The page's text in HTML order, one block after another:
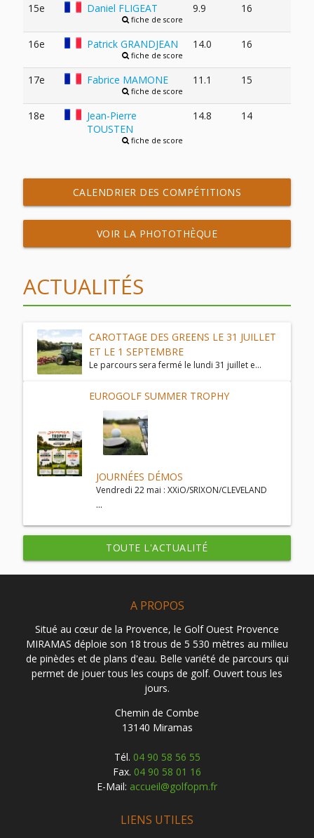
15e Daniel FLIGEAT
fiche de score
9.9 16
16e Patrick GRANDJEAN
fiche de score
14.0 16
17e Fabrice MAMONE
fiche de score
11.1 15
18e
Jean-Pierre
TOUSTEN
fiche de score
14.8 14
CALENDRIER DES COMPÉTITIONS
VOIR LA PHOTOTHÈQUE
ACTUALITÉS
CAROTTAGE DES GREENS LE 31 JUILLET
ET LE 1 SEPTEMBRE
Le parcours sera fermé le lundi 31 juillet e...
EUROGOLF SUMMER TROPHY
JOURNÉES DÉMOS
Vendredi 22 mai : XXiO/SRIXON/CLEVELAND
...
TOUTE L'ACTUALITÉ
A PROPOS
Situé au cœur de la Provence, le Golf Ouest Provence
MIRAMAS déploie son 18 trous de 5 530 mètres au milieu
de pinèdes et de plans d'eau. Belle variété de parcours qui
permet de jouer tous les coups de golf. Ouvert tous les
jours.
Chemin de Combe
13140 Miramas
Tél. 04 90 58 56 55
Fax. 04 90 58 01 16
E-Mail: accueil@golfopm.fr
LIENS UTILES